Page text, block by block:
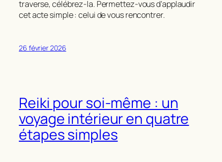
traverse, célébrez‑la. Permettez‑vous d’applaudir
cet acte simple : celui de vous rencontrer.
26 février 2026
Reiki pour soi-même : un
voyage intérieur en quatre
étapes simples